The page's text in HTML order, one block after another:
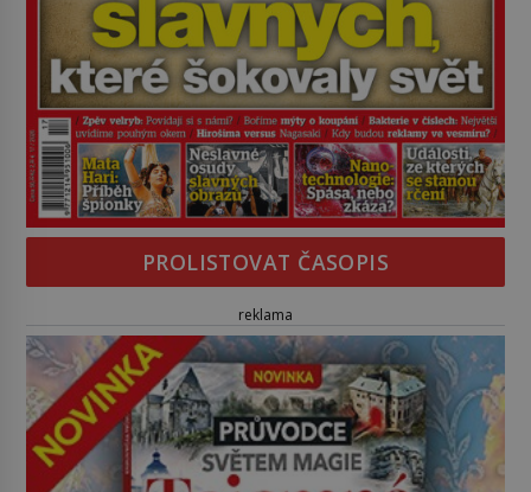
PROLISTOVAT ČASOPIS
reklama